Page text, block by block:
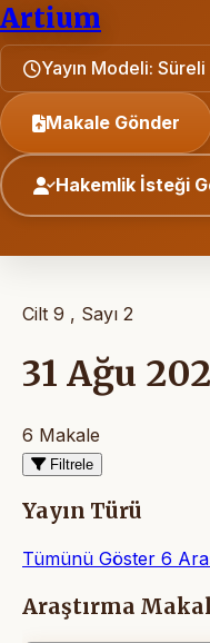
Artium
Yayın Modeli:
Makale Gönder
Hakemlik İsteği
Cilt 9 , Sayı 2
31 Ağu
6 Makale
Filtrele
Yayın Türü
Tümünü Göster 6
Makaleler
Araştırma